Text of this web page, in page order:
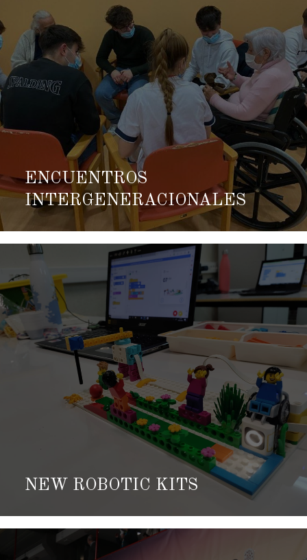
ENCUENTROS
INTERGENERACIONALES
NEW ROBOTIC KITS